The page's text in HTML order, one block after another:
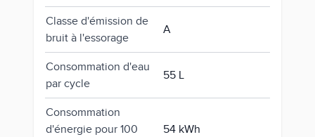
Classe d'émission de
bruit à l'essorage
A
Consommation d'eau
par cycle
55 L
Consommation
d'énergie pour 100
54 kWh